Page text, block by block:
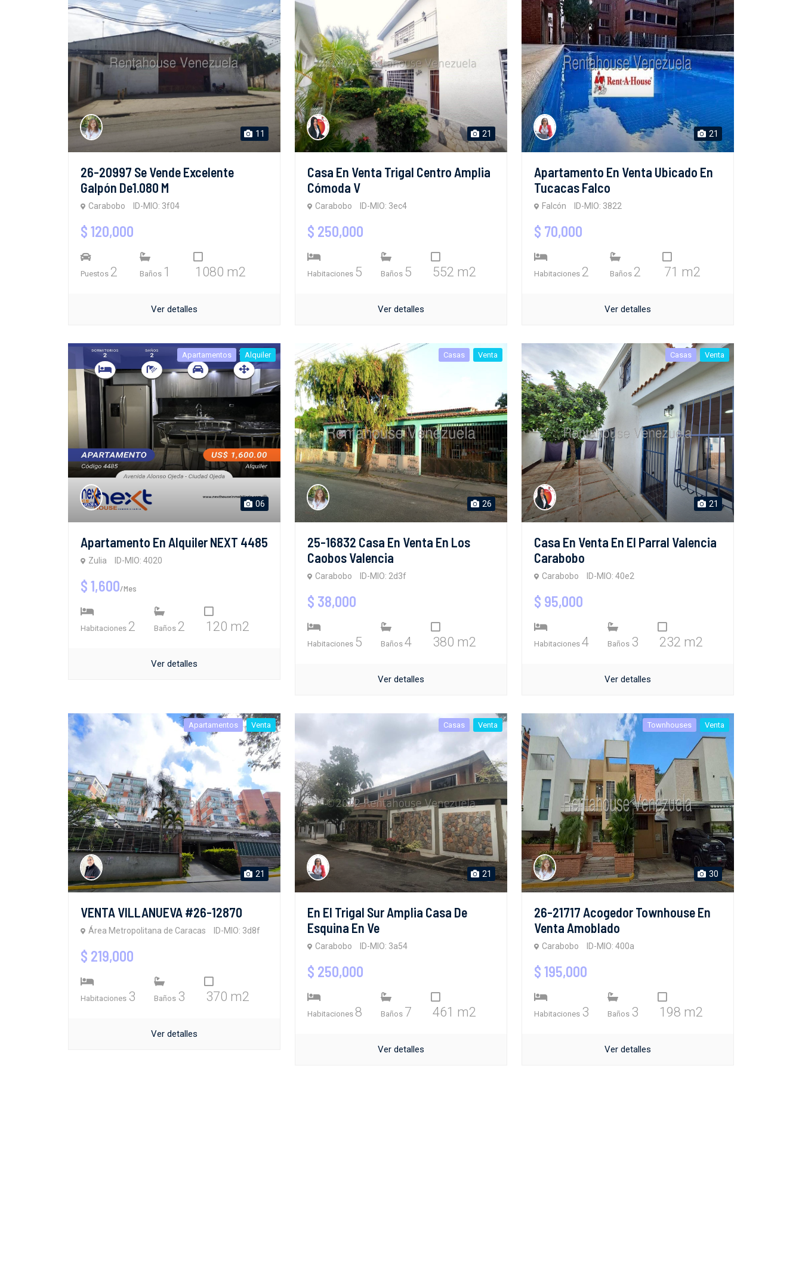
11
26-20997 Se Vende Excelente
Galpón De1.080 M
Carabobo ID-MIO: 3f04
$ 120,000
Puestos 2 Baños 1 1080 m2
Ver detalles
21
Casa En Venta Trigal Centro Amplia
Cómoda V
Carabobo ID-MIO: 3ec4
$ 250,000
Habitaciones 5 Baños 5 552 m2
Ver detalles
21
Apartamento En Venta Ubicado En
Tucacas Falco
Falcón ID-MIO: 3822
$ 70,000
Habitaciones 2 Baños 2 71 m2
Ver detalles
Apartamentos Alquiler
06
Apartamento En Alquiler NEXT 4485
Zulia ID-MIO: 4020
$ 1,600/Mes
Habitaciones 2 Baños 2 120 m2
Ver detalles
Casas Venta
26
25-16832 Casa En Venta En Los
Caobos Valencia
Carabobo ID-MIO: 2d3f
$ 38,000
Habitaciones 5 Baños 4 380 m2
Ver detalles
Casas Venta
21
Casa En Venta En El Parral Valencia
Carabobo
Carabobo ID-MIO: 40e2
$ 95,000
Habitaciones 4 Baños 3 232 m2
Ver detalles
Apartamentos Venta
21
VENTA VILLANUEVA #26-12870
Área Metropolitana de Caracas ID-MIO: 3d8f
$ 219,000
Habitaciones 3 Baños 3 370 m2
Ver detalles
Casas Venta
21
En El Trigal Sur Amplia Casa De
Esquina En Ve
Carabobo ID-MIO: 3a54
$ 250,000
Habitaciones 8 Baños 7 461 m2
Ver detalles
Townhouses Venta
30
26-21717 Acogedor Townhouse En
Venta Amoblado
Carabobo ID-MIO: 400a
$ 195,000
Habitaciones 3 Baños 3 198 m2
Ver detalles